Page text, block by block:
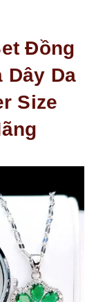
Đồng
Dây Da
Size